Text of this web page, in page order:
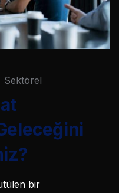
Sektörel
bir